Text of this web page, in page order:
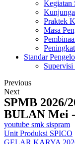
Kegiatan
Praktek
Masa
Standar
Supervisi
Previous
Next
SPMB 2026/
BULAN Mei
youtube smk sispram
Unit Produksi SPICO
GELAR KARYA